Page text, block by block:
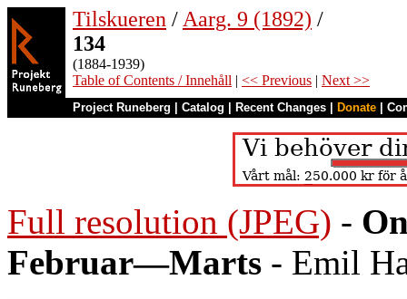
Tilskueren / Aarg. 9 (1892) /
134
(1884-1939)
Table of Contents / Innehåll | << Previous | Next >>
Project Runeberg Catalog Recent Changes Donate
Full resolution (JPEG) -
Februar—Marts - Emil